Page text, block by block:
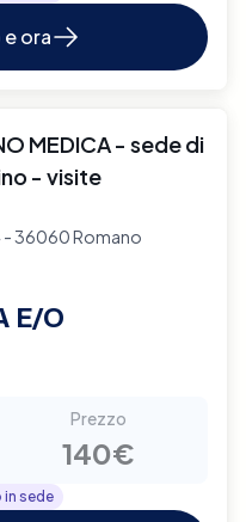
ora
MEDICA - sede di
- visite
- 36060 Romano
E/O
Prezzo
140€
sede